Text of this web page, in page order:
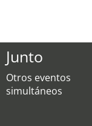
Junto
Otros eventos
simultáneos